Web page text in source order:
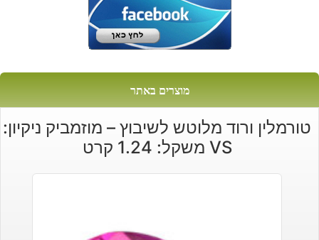
מוצרים באתר
טורמלין ורוד מלוטש לשיבוץ – מוזמביק ניקיון:
VS משקל: 1.24 קרט